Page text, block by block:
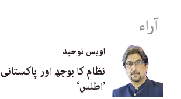
آراء
اویس توحید
نظام کا بوجھ اور پاکستانی
’اطلس‘